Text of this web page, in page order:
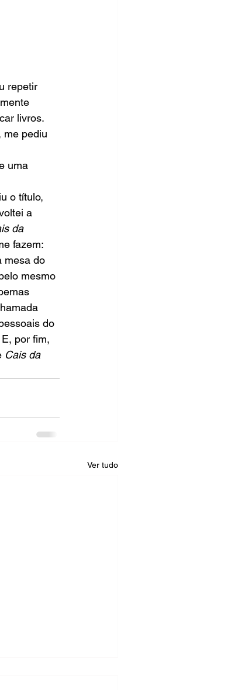
repetir
livros.
me pediu
uma
o título,
a
da
fazem:
mesa do
mesmo
do
por fim,
Cais da
Ver tudo